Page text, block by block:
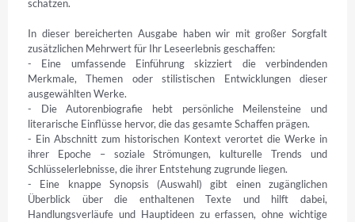
schätzen.
In dieser bereicherten Ausgabe haben wir mit großer Sorgfalt
zusätzlichen Mehrwert für Ihr Leseerlebnis geschaffen:
- Eine umfassende Einführung skizziert die verbindenden
Merkmale, Themen oder stilistischen Entwicklungen dieser
ausgewählten Werke.
- Die Autorenbiografie hebt persönliche Meilensteine und
literarische Einflüsse hervor, die das gesamte Schaffen prägen.
- Ein Abschnitt zum historischen Kontext verortet die Werke in
ihrer Epoche – soziale Strömungen, kulturelle Trends und
Schlüsselerlebnisse, die ihrer Entstehung zugrunde liegen.
- Eine knappe Synopsis (Auswahl) gibt einen zugänglichen
Überblick über die enthaltenen Texte und hilft dabei,
Handlungsverläufe und Hauptideen zu erfassen, ohne wichtige